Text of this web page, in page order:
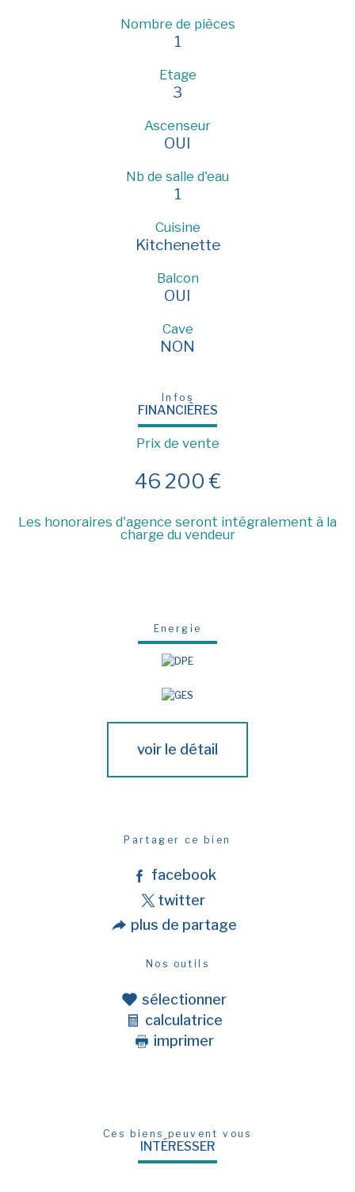
Nombre de pièces
1
Etage
3
Ascenseur
OUI
Nb de salle d'eau
1
Cuisine
Kitchenette
Balcon
OUI
Cave
NON
Infos
FINANCIÈRES
Prix de vente
46 200 €
Les honoraires d'agence seront intégralement à la
charge du vendeur
Energie
voir le détail
Partager ce bien
facebook
twitter
plus de partage
Nos outils
sélectionner
calculatrice
imprimer
Ces biens peuvent vous
INTÉRESSER